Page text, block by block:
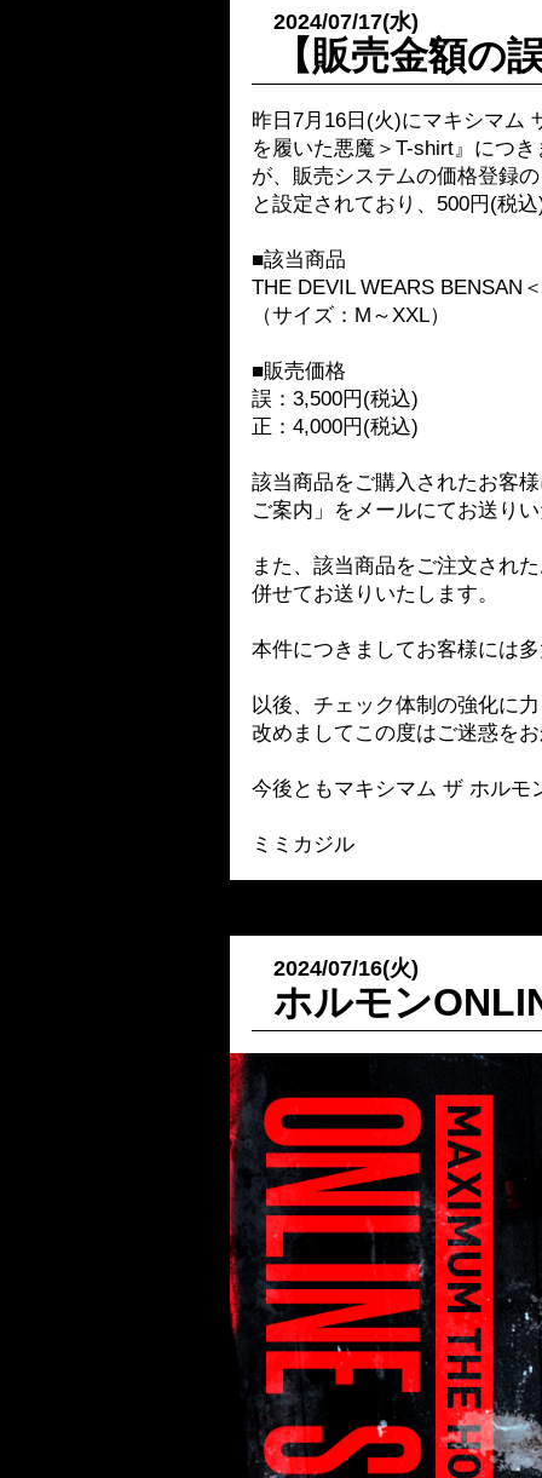
2024/07/17(水)
【販売金額の
昨日7月16日(火)にマキシマム
を履いた悪魔＞T-shirt』につ
が、販売システムの価格登録
と設定されており、500円(税
■該当商品
THE DEVIL WEARS BENSAN
（サイズ：M～XXL）
■販売価格
誤：3,500円(税込)
正：4,000円(税込)
該当商品をご購入されたお客
ご案内」をメールにてお送り
また、該当商品をご注文され
併せてお送りいたします。
本件につきましてお客様には
以後、チェック体制の強化に
改めましてこの度はご迷惑を
今後ともマキシマム ザ ホルモ
ミミカジル
2024/07/16(火)
ホルモン